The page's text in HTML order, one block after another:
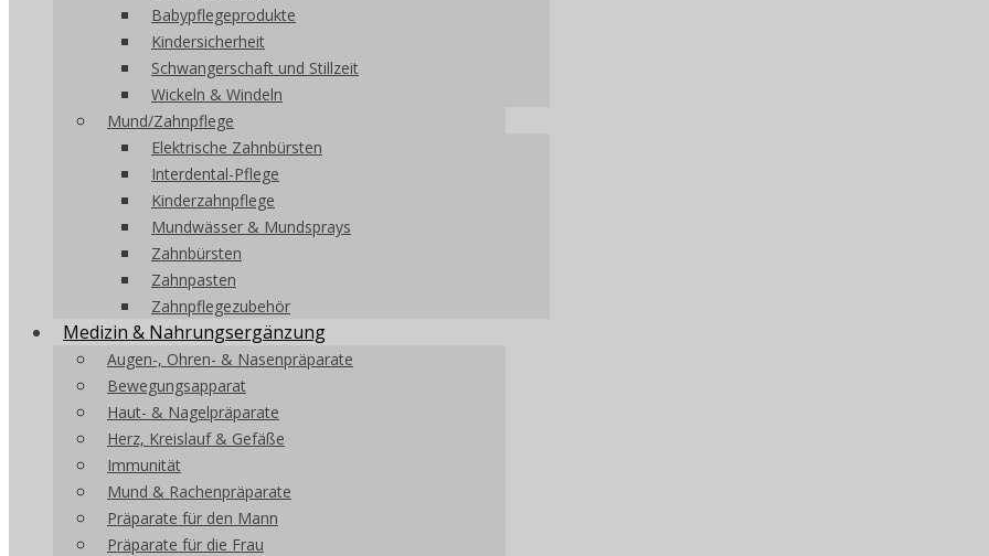
Babypflegeprodukte
Kindersicherheit
Schwangerschaft und Stillzeit
Wickeln & Windeln
Mund/Zahnpflege
Elektrische Zahnbürsten
Interdental-Pflege
Kinderzahnpflege
Mundwässer & Mundsprays
Zahnbürsten
Zahnpasten
Zahnpflegezubehör
Medizin & Nahrungsergänzung
Augen-, Ohren- & Nasenpräparate
Bewegungsapparat
Haut- & Nagelpräparate
Herz, Kreislauf & Gefäße
Immunität
Mund & Rachenpräparate
Präparate für den Mann
Präparate für die Frau